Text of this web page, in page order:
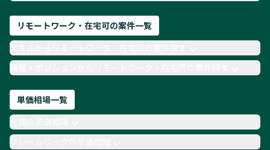
リモートワーク・在宅可の案件一覧
職種・ポジションからリモートワーク・在宅可の案件探す
単価相場一覧